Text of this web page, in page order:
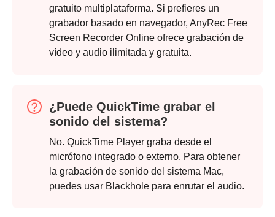
gratuito multiplataforma. Si prefieres un
grabador basado en navegador, AnyRec Free
Screen Recorder Online ofrece grabación de
vídeo y audio ilimitada y gratuita.
¿Puede QuickTime grabar el
sonido del sistema?
No. QuickTime Player graba desde el
micrófono integrado o externo. Para obtener
la grabación de sonido del sistema Mac,
puedes usar Blackhole para enrutar el audio.